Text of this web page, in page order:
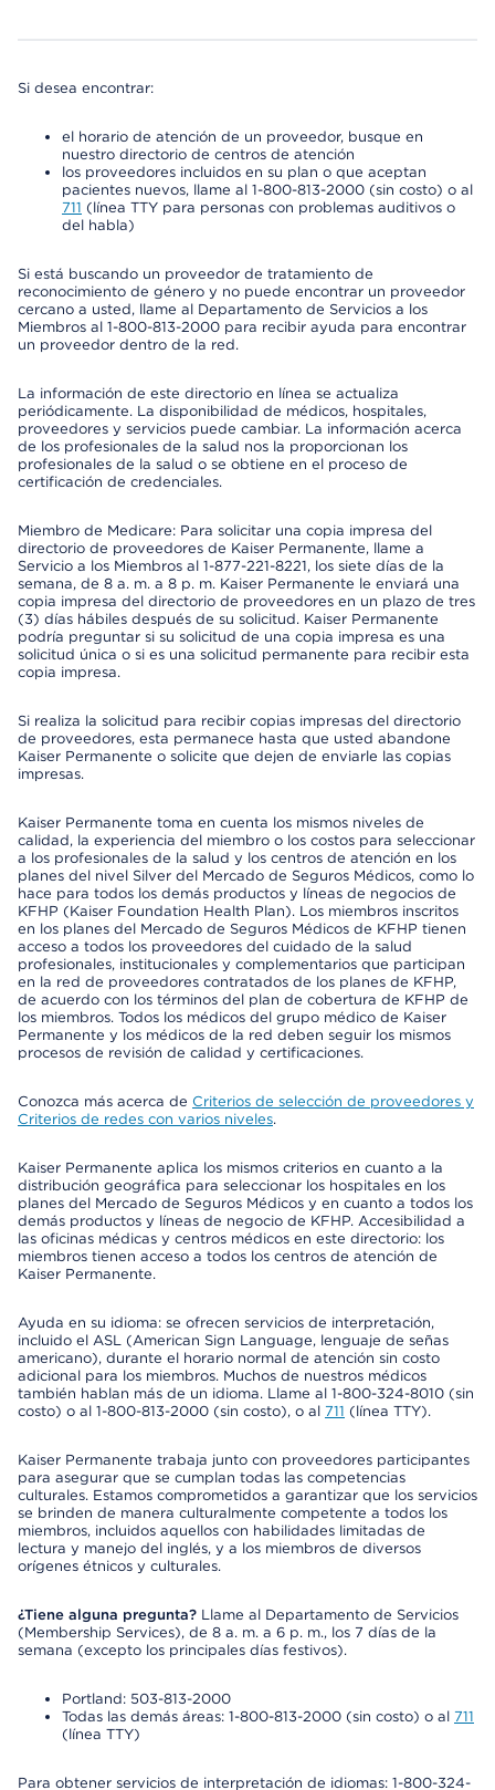
Si desea encontrar:
el horario de atención de un proveedor, busque en
nuestro directorio de centros de atención
los proveedores incluidos en su plan o que aceptan
pacientes nuevos, llame al 1-800-813-2000 (sin costo) o al
711 (línea TTY para personas con problemas auditivos o
del habla)
Si está buscando un proveedor de tratamiento de
reconocimiento de género y no puede encontrar un proveedor
cercano a usted, llame al Departamento de Servicios a los
Miembros al 1-800-813-2000 para recibir ayuda para encontrar
un proveedor dentro de la red.
La información de este directorio en línea se actualiza
periódicamente. La disponibilidad de médicos, hospitales,
proveedores y servicios puede cambiar. La información acerca
de los profesionales de la salud nos la proporcionan los
profesionales de la salud o se obtiene en el proceso de
certificación de credenciales.
Miembro de Medicare: Para solicitar una copia impresa del
directorio de proveedores de Kaiser Permanente, llame a
Servicio a los Miembros al 1-877-221-8221, los siete días de la
semana, de 8 a. m. a 8 p. m. Kaiser Permanente le enviará una
copia impresa del directorio de proveedores en un plazo de tres
(3) días hábiles después de su solicitud. Kaiser Permanente
podría preguntar si su solicitud de una copia impresa es una
solicitud única o si es una solicitud permanente para recibir esta
copia impresa.
Si realiza la solicitud para recibir copias impresas del directorio
de proveedores, esta permanece hasta que usted abandone
Kaiser Permanente o solicite que dejen de enviarle las copias
impresas.
Kaiser Permanente toma en cuenta los mismos niveles de
calidad, la experiencia del miembro o los costos para seleccionar
a los profesionales de la salud y los centros de atención en los
planes del nivel Silver del Mercado de Seguros Médicos, como lo
hace para todos los demás productos y líneas de negocios de
KFHP (Kaiser Foundation Health Plan). Los miembros inscritos
en los planes del Mercado de Seguros Médicos de KFHP tienen
acceso a todos los proveedores del cuidado de la salud
profesionales, institucionales y complementarios que participan
en la red de proveedores contratados de los planes de KFHP,
de acuerdo con los términos del plan de cobertura de KFHP de
los miembros. Todos los médicos del grupo médico de Kaiser
Permanente y los médicos de la red deben seguir los mismos
procesos de revisión de calidad y certificaciones.
Conozca más acerca de Criterios de selección de proveedores y
Criterios de redes con varios niveles.
Kaiser Permanente aplica los mismos criterios en cuanto a la
distribución geográfica para seleccionar los hospitales en los
planes del Mercado de Seguros Médicos y en cuanto a todos los
demás productos y líneas de negocio de KFHP. Accesibilidad a
las oficinas médicas y centros médicos en este directorio: los
miembros tienen acceso a todos los centros de atención de
Kaiser Permanente.
Ayuda en su idioma: se ofrecen servicios de interpretación,
incluido el ASL (American Sign Language, lenguaje de señas
americano), durante el horario normal de atención sin costo
adicional para los miembros. Muchos de nuestros médicos
también hablan más de un idioma. Llame al 1-800-324-8010 (sin
costo) o al 1-800-813-2000 (sin costo), o al 711 (línea TTY).
Kaiser Permanente trabaja junto con proveedores participantes
para asegurar que se cumplan todas las competencias
culturales. Estamos comprometidos a garantizar que los servicios
se brinden de manera culturalmente competente a todos los
miembros, incluidos aquellos con habilidades limitadas de
lectura y manejo del inglés, y a los miembros de diversos
orígenes étnicos y culturales.
¿Tiene alguna pregunta? Llame al Departamento de Servicios
(Membership Services), de 8 a. m. a 6 p. m., los 7 días de la
semana (excepto los principales días festivos).
Portland: 503-813-2000
Todas las demás áreas: 1-800-813-2000 (sin costo) o al 711
(línea TTY)
Para obtener servicios de interpretación de idiomas: 1-800-324-